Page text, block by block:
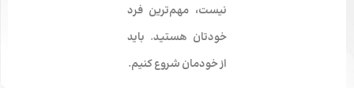
نیست، مهم‌ترین فرد
خودتان هستید. باید
از خودمان شروع کنیم.